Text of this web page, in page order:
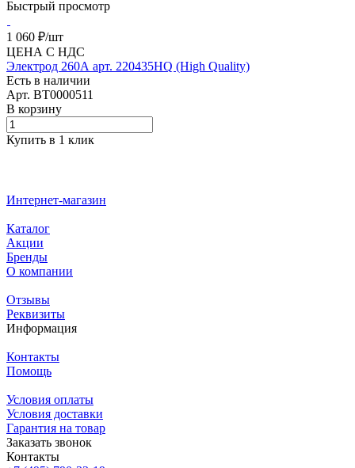
Быстрый просмотр
1 060 ₽/шт
ЦЕНА С НДС
Электрод 260А арт. 220435HQ (High Quality)
Есть в наличии
Арт. BT0000511
В корзину
Купить в 1 клик
Интернет-магазин
Каталог
Акции
Бренды
О компании
Отзывы
Реквизиты
Информация
Контакты
Помощь
Условия оплаты
Условия доставки
Гарантия на товар
Заказать звонок
Контакты